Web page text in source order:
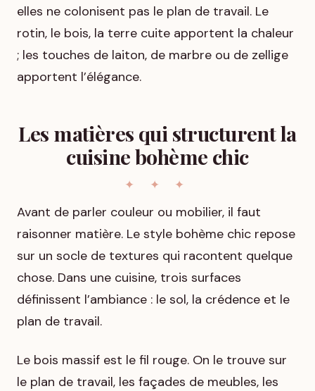
elles ne colonisent pas le plan de travail. Le
rotin, le bois, la terre cuite apportent la chaleur
; les touches de laiton, de marbre ou de zellige
apportent l’élégance.
Les matières qui structurent la
cuisine bohème chic
Avant de parler couleur ou mobilier, il faut
raisonner matière. Le style bohème chic repose
sur un socle de textures qui racontent quelque
chose. Dans une cuisine, trois surfaces
définissent l’ambiance : le sol, la crédence et le
plan de travail.
Le bois massif est le fil rouge. On le trouve sur
le plan de travail, les façades de meubles, les